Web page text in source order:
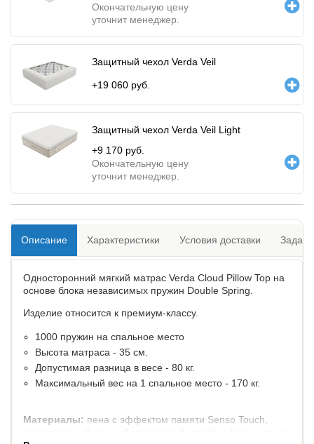
Окончательную цену
уточнит менеджер.
Защитный чехол Verda Veil
+19 060 руб.
Защитный чехол Verda Veil Light
+9 170 руб.
Окончательную цену
уточнит менеджер.
Описание Характеристики Условия доставки
Односторонний мягкий матрас Verda Cloud Pillow Top на
основе блока независимых пружин Double Spring.
Изделие относится к премиум-классу.
1000 пружин на спальное место
Высота матраса - 35 см.
Допустимая разница в весе - 80 кг.
Максимальный вес на 1 спальное место - 170 кг.
Материалы: пена с эффектом памяти Senso Touch,